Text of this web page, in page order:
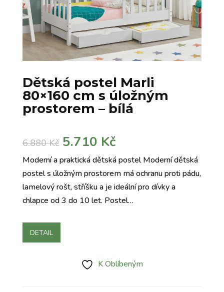
Dětská postel Marli
80×160 cm s úložným
prostorem – bílá
6.880Kč Původní
cena
byla:
6.880 Kč.
5.710 KčAktuální
cena
je:
5.710 Kč.
Moderní a praktická dětská postel Moderní dětská
postel s úložným prostorem má ochranu proti pádu,
lamelový rošt, stříšku a je ideální pro dívky a
chlapce od 3 do 10 let. Postel…
DETAIL
K Oblíbeným